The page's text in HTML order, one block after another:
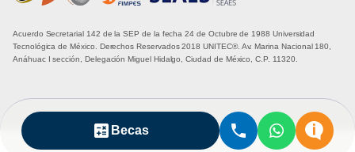
Acuerdo Secretarial 142 de la SEP de la fecha 24 de Octubre de 1988 Universidad
Tecnológica de México. Derechos Reservados 2018 UNITEC®. Av. Marina Nacional 180,
Anáhuac I sección, Delegación Miguel Hidalgo, Ciudad de México, C.P. 11320.
Becas